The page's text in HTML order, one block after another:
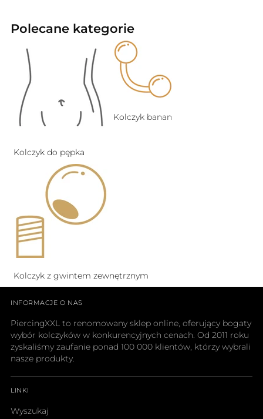
Polecane kategorie
Kolczyk do pępka
Kolczyk banan
Kolczyk z gwintem zewnętrznym
INFORMACJE O NAS
PiercingXXL to renomowany sklep online, oferujący bogaty
wybór kolczyków w konkurencyjnych cenach. Od 2011 roku
zyskaliśmy zaufanie ponad 100 000 klientów, którzy wybrali
nasze produkty.
LINKI
Wyszukaj